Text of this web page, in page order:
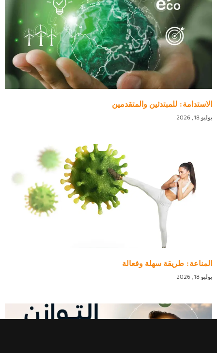
الاستدامة: للمبتدئين والمتقدمين
يوليو 18, 2026
المناعة: طريقة سهلة وفعالة
يوليو 18, 2026